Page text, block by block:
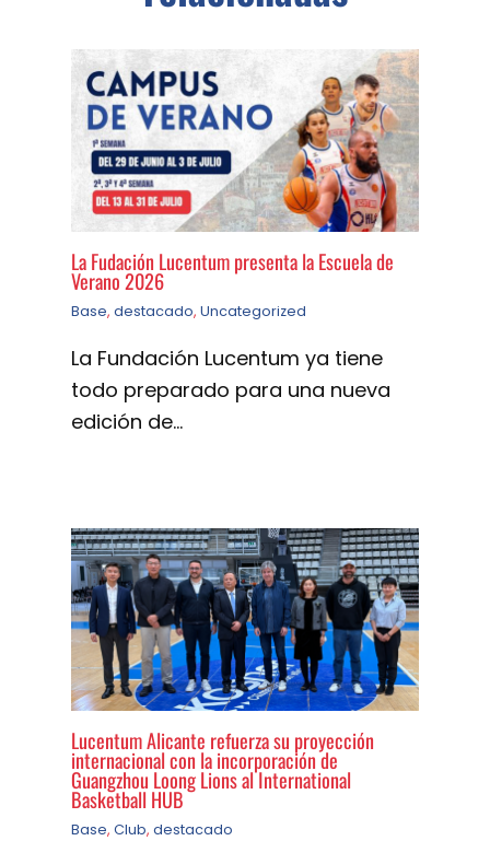
La Fudación Lucentum presenta la Escuela de
Verano 2026
Base, destacado, Uncategorized
La Fundación Lucentum ya tiene
todo preparado para una nueva
edición de…
Lucentum Alicante refuerza su proyección
internacional con la incorporación de
Guangzhou Loong Lions al International
Basketball HUB
Base, Club, destacado